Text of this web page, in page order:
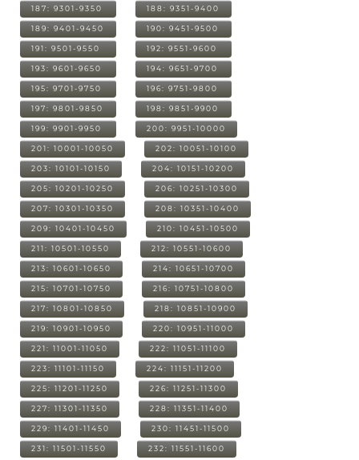
187: 9301-9350 188: 9351-9400
189: 9401-9450 190: 9451-9500
191: 9501-9550 192: 9551-9600
193: 9601-9650 194: 9651-9700
195: 9701-9750 196: 9751-9800
197: 9801-9850 198: 9851-9900
199: 9901-9950 200: 9951-10000
201: 10001-10050 202: 10051-10100
203: 10101-10150 204: 10151-10200
205: 10201-10250 206: 10251-10300
207: 10301-10350 208: 10351-10400
209: 10401-10450 210: 10451-10500
211: 10501-10550 212: 10551-10600
213: 10601-10650 214: 10651-10700
215: 10701-10750 216: 10751-10800
217: 10801-10850 218: 10851-10900
219: 10901-10950 220: 10951-11000
221: 11001-11050 222: 11051-11100
223: 11101-11150 224: 11151-11200
225: 11201-11250 226: 11251-11300
227: 11301-11350 228: 11351-11400
229: 11401-11450 230: 11451-11500
231: 11501-11550 232: 11551-11600